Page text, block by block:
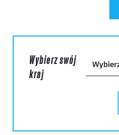
adres e-mail*Wybierz swój
kraj